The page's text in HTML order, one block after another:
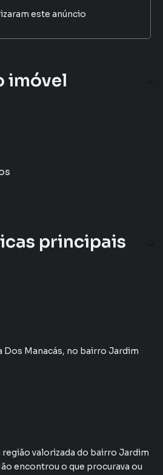
imóvel
principais
Dos Manacás, no bairro Jardim
região valorizada do bairro Jardim
encontrou o que procurava ou
este anúncio